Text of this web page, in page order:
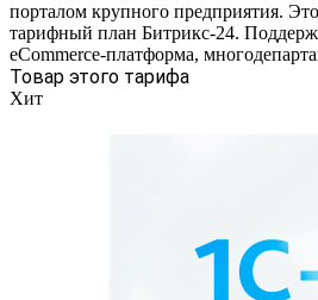
порталом крупного предприятия.
тарифный план Битрикс-24.
eCommerce-платформа,
Товар этого тарифа
Хит